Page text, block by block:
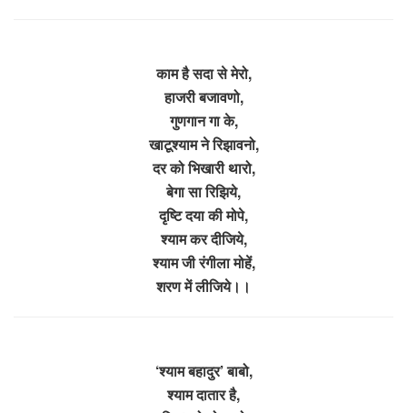
काम है सदा से मेरो,
हाजरी बजावणो,
गुणगान गा के,
खाटूश्याम ने रिझावनो,
दर को भिखारी थारो,
बेगा सा रिझिये,
दृष्टि दया की मोपे,
श्याम कर दीजिये,
श्याम जी रंगीला मोहें,
शरण में लीजिये।।
‘श्याम बहादुर’ बाबो,
श्याम दातार है,